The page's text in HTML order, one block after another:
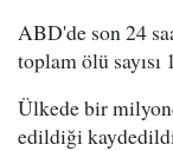
ABD'de son 24
toplam ölü
Ülkede bir
edildiği